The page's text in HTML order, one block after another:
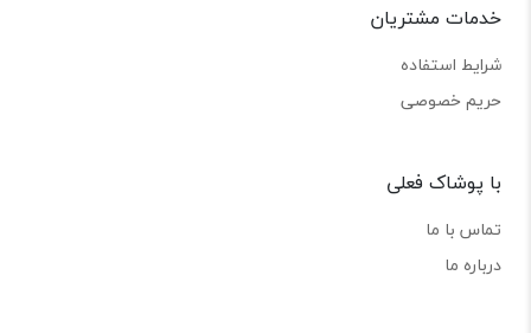
خدمات مشتریان
شرایط استفاده
حریم خصوصی
با پوشاک فعلی
تماس با ما
درباره ما